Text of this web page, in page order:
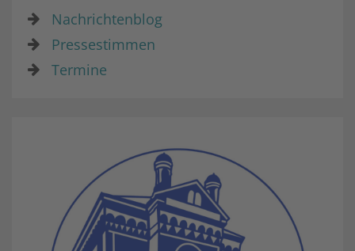
Nachrichtenblog
Pressestimmen
Termine